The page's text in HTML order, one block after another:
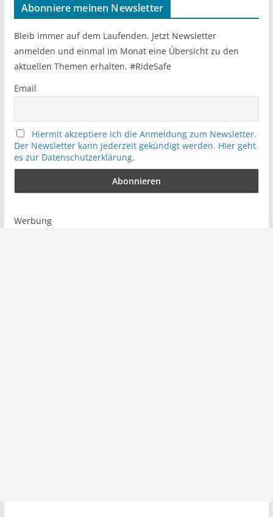
c
h
Abonniere meinen Newsletter
Bleib immer auf dem Laufenden. Jetzt Newsletter
anmelden und einmal im Monat eine Übersicht zu den
aktuellen Themen erhalten. #RideSafe
Email
Hiermit akzeptiere ich die Anmeldung zum Newsletter.
Der Newsletter kann jederzeit gekündigt werden. Hier geht
es zur Datenschutzerklärung.
Werbung